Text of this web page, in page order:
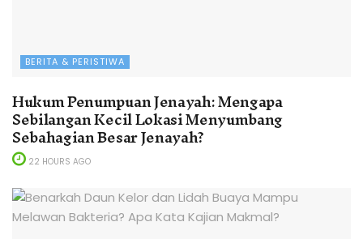
BERITA & PERISTIWA
Hukum Penumpuan Jenayah: Mengapa
Sebilangan Kecil Lokasi Menyumbang
Sebahagian Besar Jenayah?
22 HOURS AGO